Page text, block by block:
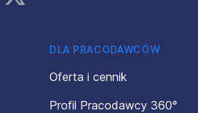
DLA PRACODAWCÓW
Oferta i cennik
Profil Pracodawcy 360°